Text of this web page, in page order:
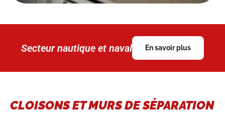
Secteur nautique et naval En savoir plus
CLOISONS ET MURS DE SÉPARATION